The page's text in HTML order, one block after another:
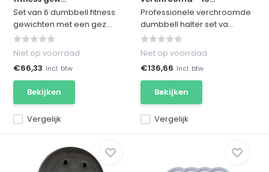
Set van 6 dumbbell fitness
gewichten met een gez...
Vergelijk
Niet op voorraad
€66,33 Incl. btw
Bekijken
Professionele verchroomde
dumbbell halter set va...
Vergelijk
Niet op voorraad
€136,66 Incl. btw
Bekijken